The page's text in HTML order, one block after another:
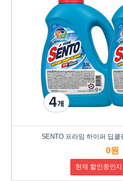
SENTO 프라임 하이퍼 딥클
0원
현재 할인중인지